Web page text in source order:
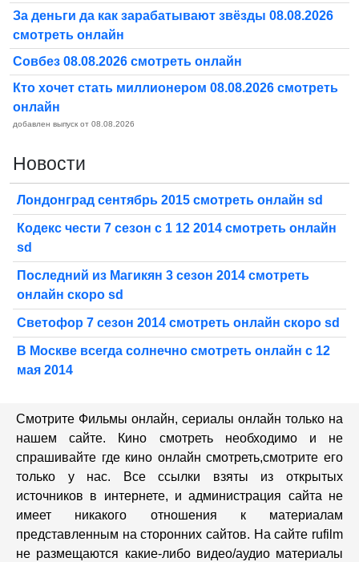
За деньги да как зарабатывают звёзды 08.08.2026
смотреть онлайн
Совбез 08.08.2026 смотреть онлайн
Кто хочет стать миллионером 08.08.2026 смотреть
онлайн
добавлен выпуск от 08.08.2026
Новости
Лондонград сентябрь 2015 смотреть онлайн sd
Кодекс чести 7 сезон с 1 12 2014 смотреть онлайн
sd
Последний из Магикян 3 сезон 2014 смотреть
онлайн скоро sd
Светофор 7 сезон 2014 смотреть онлайн скоро sd
В Москве всегда солнечно смотреть онлайн с 12
мая 2014
Смотрите Фильмы онлайн, сериалы онлайн только на
нашем сайте. Кино смотреть необходимо и не
спрашивайте где кино онлайн смотреть,cмотрите его
только у нас. Все ссылки взяты из открытых
источников в интернете, и администрация сайта не
имеет никакого отношения к материалам
представленным на сторонних сайтов. На сайте rufilm
не размещаются какие-либо видео/аудио материалы